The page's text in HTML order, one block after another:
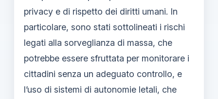
privacy e di rispetto dei diritti umani. In
particolare, sono stati sottolineati i rischi
legati alla sorveglianza di massa, che
potrebbe essere sfruttata per monitorare i
cittadini senza un adeguato controllo, e
l’uso di sistemi di autonomie letali, che